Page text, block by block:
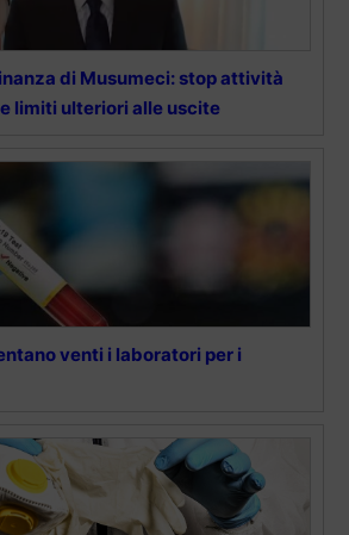
di Musumeci: stop attività
limiti ulteriori alle uscite
venti i laboratori per i